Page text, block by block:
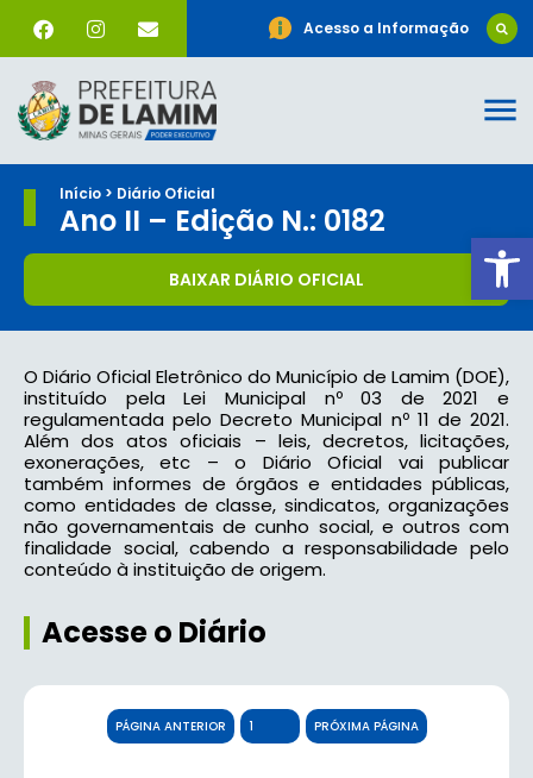
Acesso a Informação
Início > Diário Oficial
Ano II – Edição N.: 0182
BAIXAR DIÁRIO OFICIAL
O Diário Oficial Eletrônico do Município de Lamim (DOE),
instituído pela Lei Municipal nº 03 de 2021 e
regulamentada pelo Decreto Municipal nº 11 de 2021.
Além dos atos oficiais – leis, decretos, licitações,
exonerações, etc – o Diário Oficial vai publicar
também informes de órgãos e entidades públicas,
como entidades de classe, sindicatos, organizações
não governamentais de cunho social, e outros com
finalidade social, cabendo a responsabilidade pelo
conteúdo à instituição de origem.
Acesse o Diário
PÁGINA ANTERIOR PRÓXIMA PÁGINA